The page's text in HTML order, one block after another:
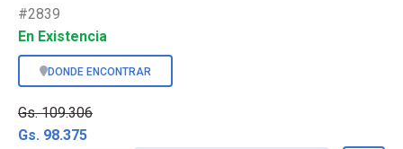
#2839
En Existencia
DONDE ENCONTRAR
Gs. 109.306
Gs. 98.375